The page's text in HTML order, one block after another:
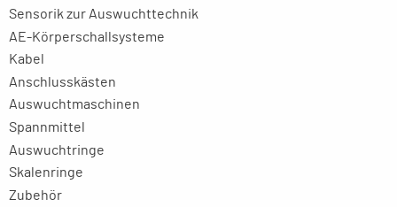
Sensorik zur Auswuchttechnik
AE-Körperschallsysteme
Kabel
Anschlusskästen
Auswuchtmaschinen
Spannmittel
Auswuchtringe
Skalenringe
Zubehör